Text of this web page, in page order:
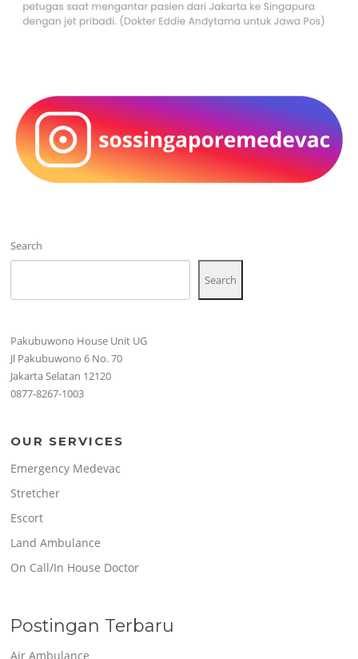
Search
Search
Pakubuwono House Unit UG
Jl Pakubuwono 6 No. 70
Jakarta Selatan 12120
0877-8267-1003
OUR SERVICES
Emergency Medevac
Stretcher
Escort
Land Ambulance
On Call/In House Doctor
Postingan Terbaru
Air Ambulance